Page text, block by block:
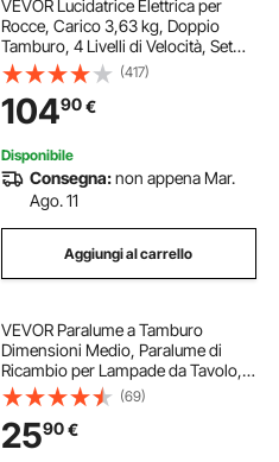
VEVOR Lucidatrice Elettrica per
Rocce, Carico 3,63 kg, Doppio
Tamburo, 4 Livelli di Velocità, Set
per Lucidatura di Pietre con Timer di
Lucidatura, Pannello di Controllo e
Adattatore, Nero
(417)
10490€
Disponibile
Consegna:non appena Mar.
Ago. 11
Aggiungi al carrello
VEVOR Paralume a Tamburo
Dimensioni Medio, Paralume di
Ricambio per Lampade da Tavolo,
Lampadina da Terra Lampada a
Sospensione, Copri Lampadine
330 x 330 x 250 mm 2 Pezzi, Fiori
Scuri
(69)
2590€